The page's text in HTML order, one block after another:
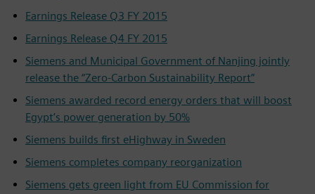
Earnings Release Q3 FY 2015
Earnings Release Q4 FY 2015
Siemens and Municipal Government of Nanjing jointly
release the “Zero-Carbon Sustainability Report”
Siemens awarded record energy orders that will boost
Egypt’s power generation by 50%
Siemens builds first eHighway in Sweden
Siemens completes company reorganization
Siemens gets green light from EU Commission for